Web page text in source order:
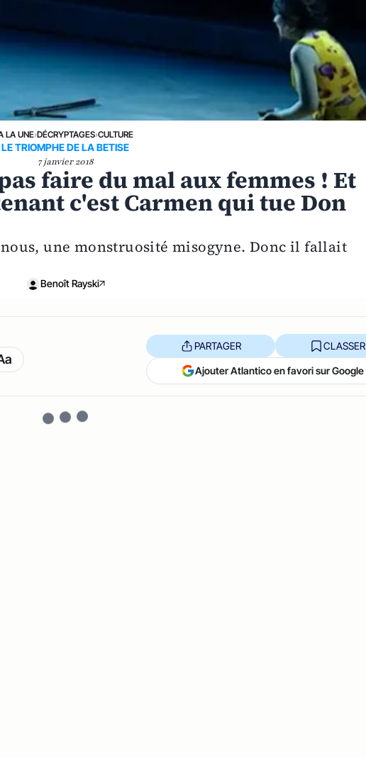
LA UNE›DÉCRYPTAGES›CULTURE
LE TRIOMPHE DE LA BETISE
7 janvier 2018
faire du mal aux femmes ! Et
c'est Carmen qui tue Don
une monstruosité misogyne. Donc il fallait
Benoît Rayski
PARTAGER CLASSER
Ajouter Atlantico en favori sur Google